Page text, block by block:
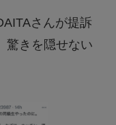
さんが提訴
驚きを隠せない